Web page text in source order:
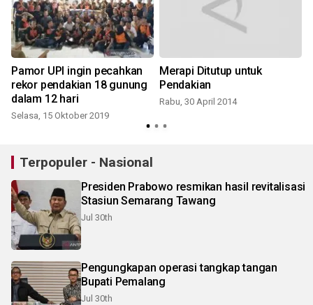
Pamor UPI ingin pecahkan
rekor pendakian 18 gunung
dalam 12 hari
Selasa, 15 Oktober 2019
Merapi Ditutup untuk
Pendakian
Rabu, 30 April 2014
Terpopuler - Nasional
Presiden Prabowo resmikan hasil revitalisasi
Stasiun Semarang Tawang
Jul 30th
Pengungkapan operasi tangkap tangan
Bupati Pemalang
Jul 30th